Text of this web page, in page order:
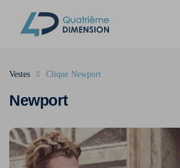
Newport
Vestes Clique Newport